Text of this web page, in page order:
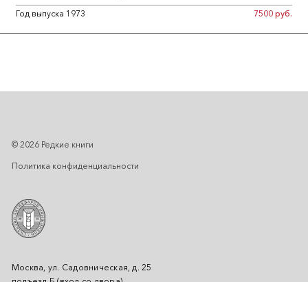
Год выпуска 1973
7500 руб.
Москва, ул. Садовническая, д. 25
© 2026 Редкие книги
Политика конфиденциальности